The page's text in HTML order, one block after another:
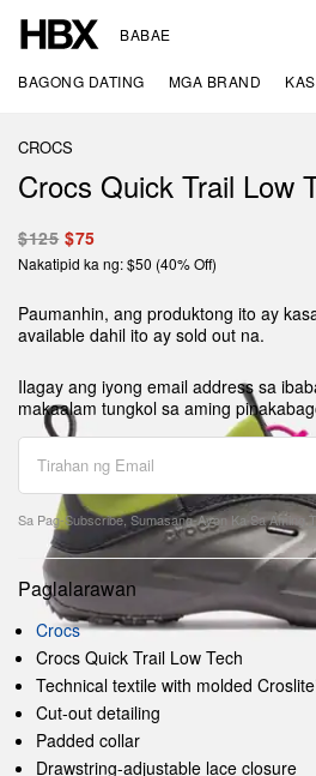
BABAE
BAGONG DATING MGA BRAND
CROCS
Crocs Quick Trail Low
$125 $75
Nakatipid ka ng: $50 (40% Off)
Paumanhin, ang produktong ito ay
available dahil ito ay sold out na.
Ilagay ang iyong email address sa
makaalam tungkol sa aming
Sa Pag-Subscribe, Sumasang-Ayon Ka Sa Aming
Paglalarawan
Crocs
Crocs Quick Trail Low Tech
Technical textile with molded
Cut-out detailing
Padded collar
Drawstring-adjustable lace closure